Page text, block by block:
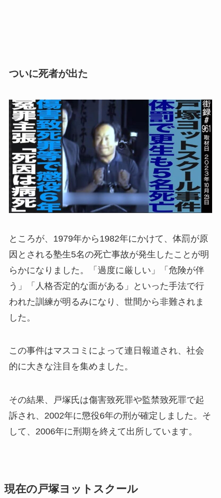
ついに死者が出た
ところが、1979年から1982年にかけて、体罰が原
因とされる塾生5名の死亡事故が発生したことが明
らかになりました。「過度に厳しい」「危険が伴
う」「人格否定的な面がある」といった手法で行
われた訓練が明るみになり、世間から非難されま
した。
この事件はマスコミによって連日報道され、社会
的に大きな注目を集めました。
その結果、戸塚氏は傷害致死罪や監禁致死罪で起
訴され、2002年に懲役6年の刑が確定しました。そ
して、2006年に刑期を終えて出所しています。
現在の戸塚ヨットスクール